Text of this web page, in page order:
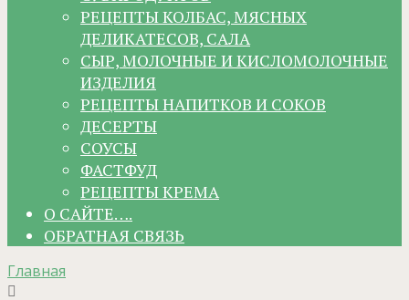
РЕЦЕПТЫ КОЛБАС, МЯСНЫХ
ДЕЛИКАТЕСОВ, САЛА
СЫР, МОЛОЧНЫЕ И КИСЛОМОЛОЧНЫЕ
ИЗДЕЛИЯ
РЕЦЕПТЫ НАПИТКОВ И СОКОВ
ДЕСЕРТЫ
СОУСЫ
ФАСТФУД
РЕЦЕПТЫ КРЕМА
О САЙТЕ….
ОБРАТНАЯ СВЯЗЬ
Главная